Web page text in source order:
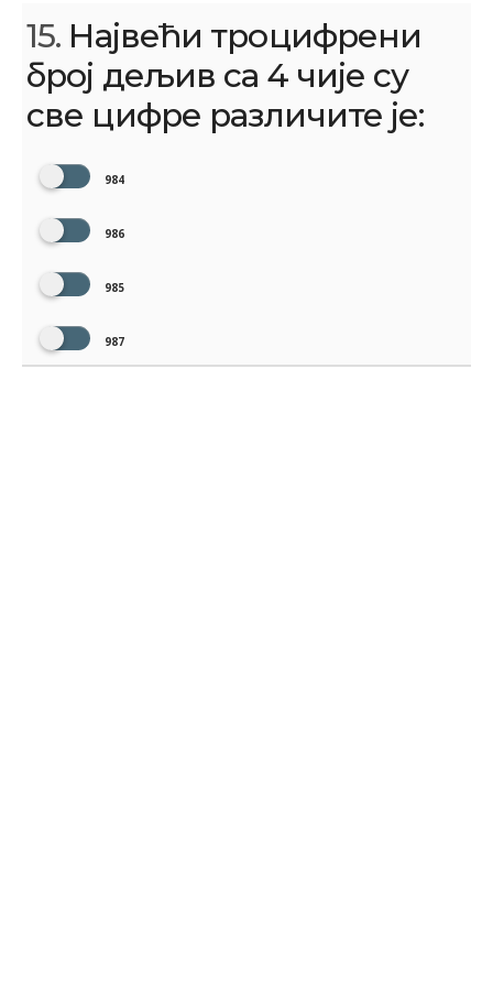
15. Највећи троцифрени
број дељив са 4 чије су
све цифре различите је:
984
986
985
987